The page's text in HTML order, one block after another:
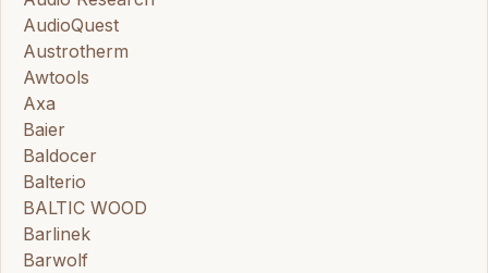
AudioQuest
Austrotherm
Awtools
Axa
Baier
Baldocer
Balterio
BALTIC WOOD
Barlinek
Barwolf